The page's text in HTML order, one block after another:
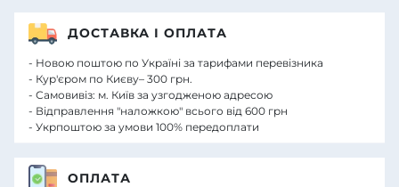
ДОСТАВКА І ОПЛАТА
- Новою поштою по Україні за тарифами перевізника
- Кур'єром по Києву– 300 грн.
- Самовивіз: м. Київ за узгодженою адресою
- Відправлення "наложкою" всього від 600 грн
- Укрпоштою за умови 100% передоплати
ОПЛАТА